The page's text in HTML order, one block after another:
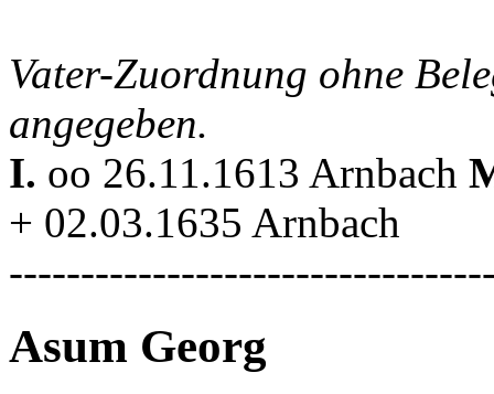
Vater-Zuordnung ohne
angegeben.
I. oo 26.11.1613 Arnbach
+ 02.03.1635 Arnbach
Asum Georg